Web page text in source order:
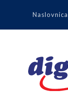
Naslovnica